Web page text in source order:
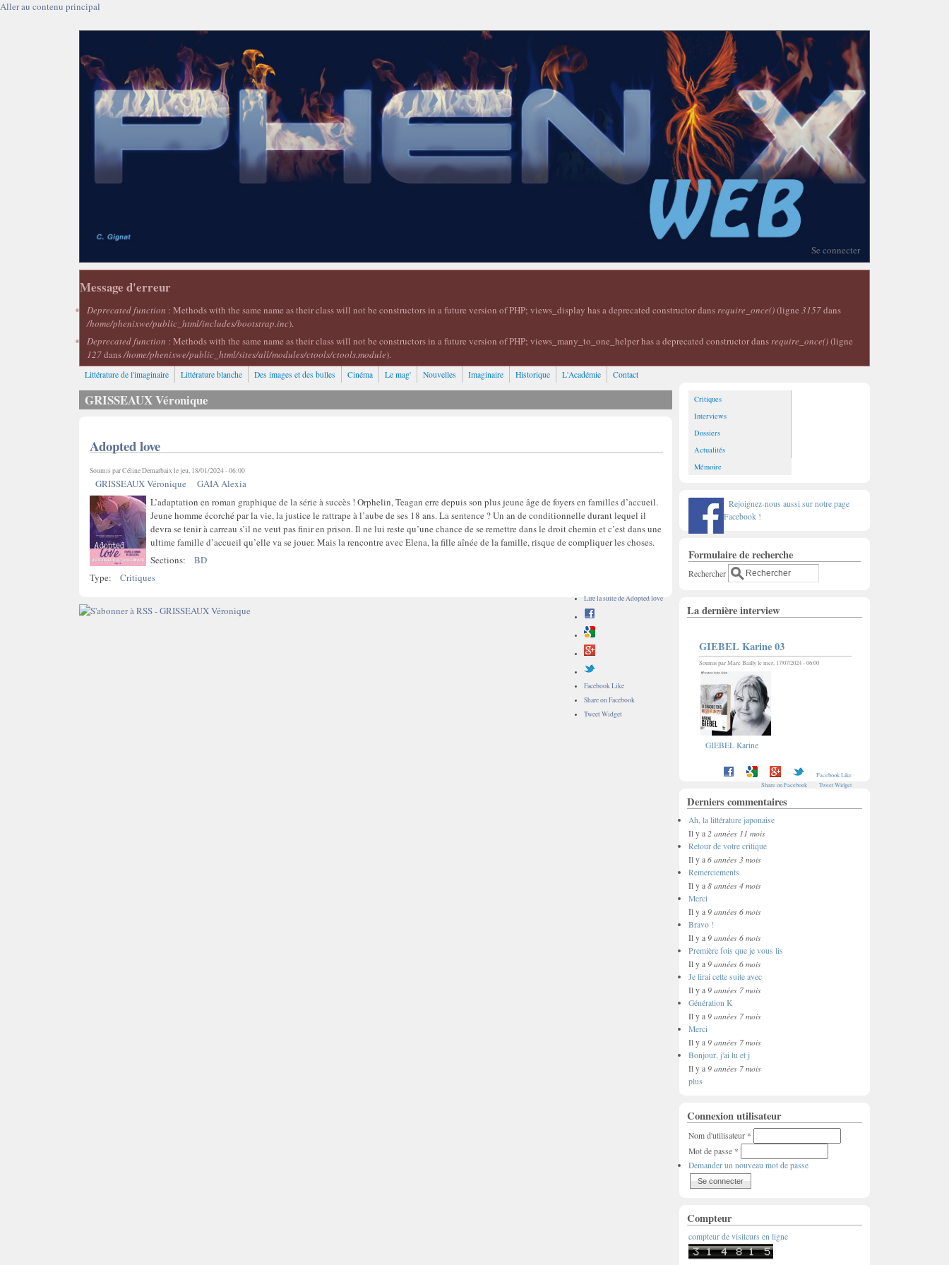
Aller au contenu principal
Se connecter
Message d'erreur
Deprecated function : Methods with the same name as their class will not be constructors in a future version of PHP; views_display has a deprecated constructor dans require_once()(ligne 3157dans
/home/phenixwe/public_html/includes/bootstrap.inc).
Deprecated function : Methods with the same name as their class will not be constructors in a future version of PHP; views_many_to_one_helper has a deprecated constructor dans require_once()(ligne
127dans/home/phenixwe/public_html/sites/all/modules/ctools/ctools.module).
Littérature de l'imaginaire Littérature blanche Des images et des bulles Cinéma Le mag' Nouvelles Imaginaire Historique L'Académie Contact
GRISSEAUX Véronique
Adopted love
Soumis parCéline Demarbaixle jeu, 18/01/2024 - 06:00
GRISSEAUX Véronique
GAIA Alexia
L’adaptation en roman graphique de la série à succès ! Orphelin, Teagan erre depuis son plus jeune âge de foyers en familles d’accueil.
Jeune homme écorché par la vie, la justice le rattrape à l’aube de ses 18 ans. La sentence ? Un an de conditionnelle durant lequel il
devra se tenir à carreau s’il ne veut pas finir en prison. Il ne lui reste qu’une chance de se remettre dans le droit chemin et c’est dans une
ultime famille d’accueil qu’elle va se jouer. Mais la rencontre avec Elena, la fille aînée de la famille, risque de compliquer les choses.
Sections:
BD
Type:
Critiques
Lire la suitede Adopted love
Facebook Like
Share on Facebook
Tweet Widget
Critiques
Interviews
Dossiers
Actualités
Mémoire
Rejoignez-nous aussi sur notre page
Facebook !
Formulaire de recherche
Rechercher
La dernière interview
GIEBEL Karine 03
Soumis parMarc Baillyle mer, 17/07/2024 - 06:00
GIEBEL Karine
Facebook Like
Share on Facebook
Tweet Widget
Derniers commentaires
Ah, la littérature japonaise
Il y a 2 années 11 mois
Retour de votre critique
Il y a 6 années 3 mois
Remerciements
Il y a 8 années 4 mois
Merci
Il y a 9 années 6 mois
Bravo !
Il y a 9 années 6 mois
Première fois que je vous lis
Il y a 9 années 6 mois
Je lirai cette suite avec
Il y a 9 années 7 mois
Génération K
Il y a 9 années 7 mois
Merci
Il y a 9 années 7 mois
Bonjour, j'ai lu et j
Il y a 9 années 7 mois
plus
Connexion utilisateur
Nom d'utilisateur *
Mot de passe *
Demander un nouveau mot de passe
Compteur
compteur de visiteurs en ligne